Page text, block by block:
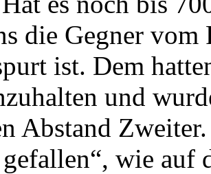
die Gegner
ist. Dem
und
Abstand
gefallen“, wie auf